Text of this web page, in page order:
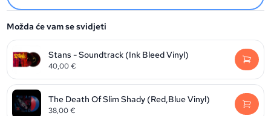
Možda će vam se svidjeti
Stans - Soundtrack (Ink Bleed Vinyl)
40,00€
The Death Of Slim Shady (Red,Blue Vinyl)
38,00€